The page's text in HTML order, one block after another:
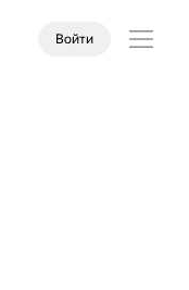
Войти